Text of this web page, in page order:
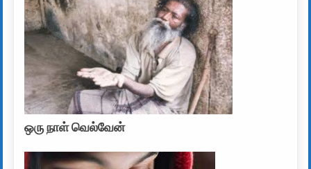
ஒரு நாள் வெல்வேன்